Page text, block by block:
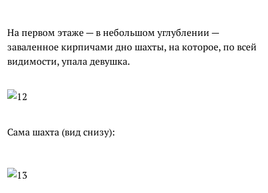
На первом этаже — в небольшом углублении —
заваленное кирпичами дно шахты, на которое, по всей
видимости, упала девушка.
Сама шахта (вид снизу):